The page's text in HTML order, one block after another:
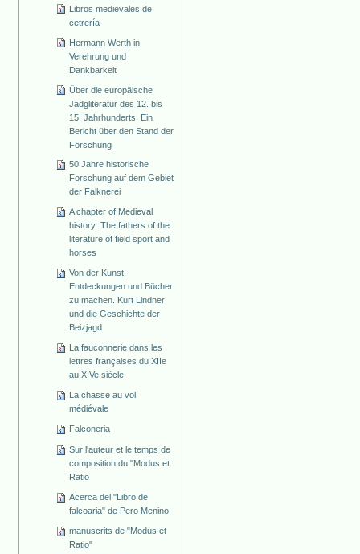
Libros medievales de
cetrería
Hermann Werth in
Verehrung und
Dankbarkeit
Über die europäische
Jadgliteratur des 12. bis
15. Jahrhunderts. Ein
Bericht über den Stand der
Forschung
50 Jahre historische
Forschung auf dem Gebiet
der Falknerei
A chapter of Medieval
history: The fathers of the
literature of field sport and
horses
Von der Kunst,
Entdeckungen und Bücher
zu machen. Kurt Lindner
und die Geschichte der
Beizjagd
La fauconnerie dans les
lettres françaises du XIIe
au XIVe siècle
La chasse au vol
médiévale
Falconeria
Sur l'auteur et le temps de
composition du "Modus et
Ratio
Acerca del "Libro de
falcoaria" de Pero Menino
manuscrits de "Modus et
Ratio"